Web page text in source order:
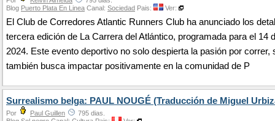
Blog Puerto Plata En Linea Canal: Sociedad Pais: Ver:
El Club de Corredores Atlantic Runners Club ha anunciado los
tercera edición de La Carrera del Atlántico, programada para el 14
2024. Este evento deportivo no solo despierta la pasión por correr,
también busca impactar positivamente en la comunidad de P
Surrealismo belga: PAUL NOUGÉ (Traducción de Miguel
Por Paul Guillen
795 dias.